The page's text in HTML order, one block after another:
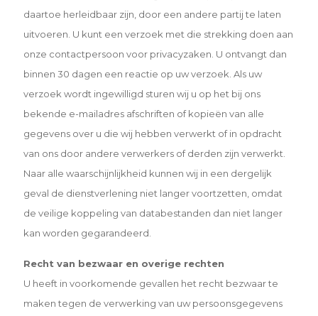
daartoe herleidbaar zijn, door een andere partij te laten
uitvoeren. U kunt een verzoek met die strekking doen aan
onze contactpersoon voor privacyzaken. U ontvangt dan
binnen 30 dagen een reactie op uw verzoek. Als uw
verzoek wordt ingewilligd sturen wij u op het bij ons
bekende e-mailadres afschriften of kopieën van alle
gegevens over u die wij hebben verwerkt of in opdracht
van ons door andere verwerkers of derden zijn verwerkt.
Naar alle waarschijnlijkheid kunnen wij in een dergelijk
geval de dienstverlening niet langer voortzetten, omdat
de veilige koppeling van databestanden dan niet langer
kan worden gegarandeerd.
Recht van bezwaar en overige rechten
U heeft in voorkomende gevallen het recht bezwaar te
maken tegen de verwerking van uw persoonsgegevens